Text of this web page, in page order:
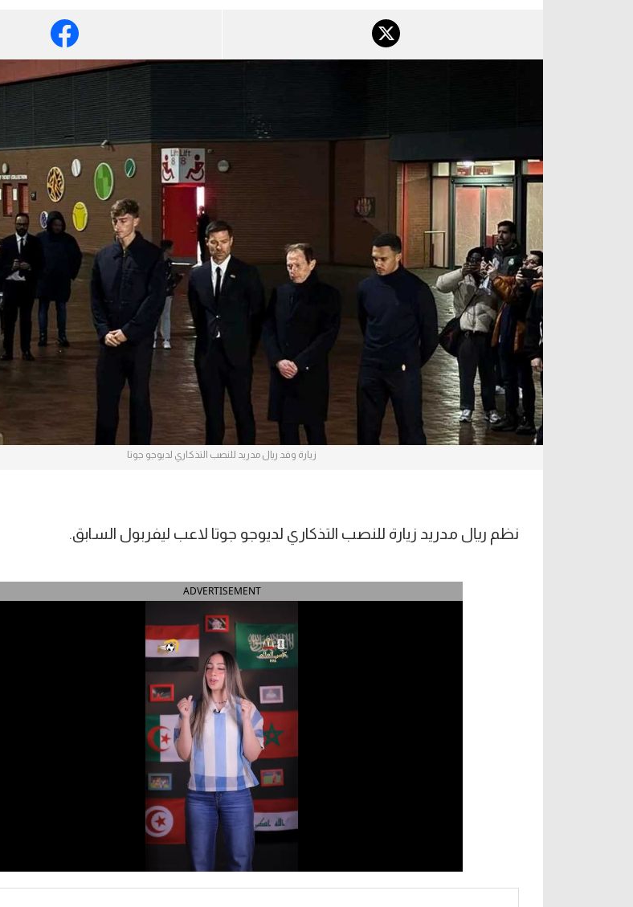
دوري أبطال أوروبا
كل البطولات
دوري أبطال أوروبا
رياضات أخرى
زيارة وفد ريال مدريد للنصب التذكاري لديوجو جوتا
نظم ريال مدريد زيارة للنصب التذكاري لديوجو جوتا لاعب ليفربول السابق.
ADVERTISEMENT